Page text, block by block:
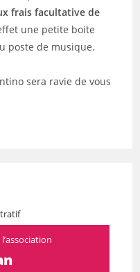
frais facultative de
une petite boite
poste de musique.
sera ravie de vous